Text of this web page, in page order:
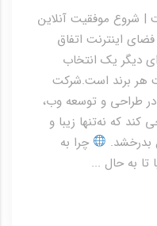
| شروع موفقیت آنلاین
اینترنت اتفاق
دیگر یک انتخاب
هر برند است.شرکت
طراحی و توسعه وب،
که نه‌تنها زیبا و
بدرخشد.
چرا به
تا به حال ...